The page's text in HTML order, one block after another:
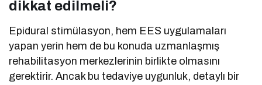
dikkat edilmeli?
Epidural stimülasyon, hem EES uygulamaları
yapan yerin hem de bu konuda uzmanlaşmış
rehabilitasyon merkezlerinin birlikte olmasını
gerektirir. Ancak bu tedaviye uygunluk, detaylı bir